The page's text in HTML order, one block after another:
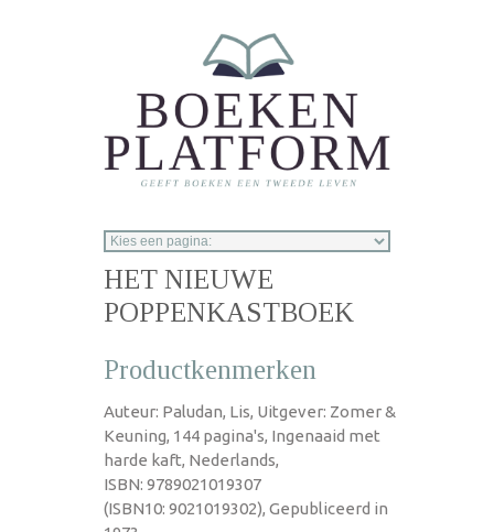
HET NIEUWE
POPPENKASTBOEK
Productkenmerken
Auteur: Paludan, Lis, Uitgever: Zomer &
Keuning, 144 pagina's, Ingenaaid met
harde kaft, Nederlands,
ISBN: 9789021019307
(ISBN10: 9021019302), Gepubliceerd in